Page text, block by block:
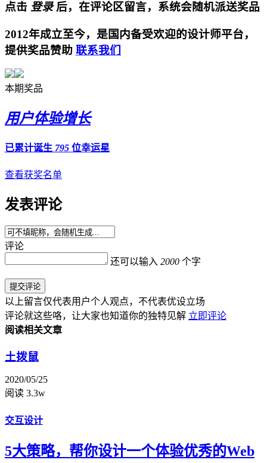
点击 登录后，在评论区留言，系统会随机派送奖品
2012年成立至今，是国内备受欢迎的设计师平台，
提供奖品赞助 联系我们
本期奖品
用户体验增长
已累计诞生 795 位幸运星
查看获奖名单
发表评论
评论
还可以输入 2000 个字
提交评论
以上留言仅代表用户个人观点，不代表优设立场
评论就这些咯，让大家也知道你的独特见解 立即评论
阅读相关文章
土拨鼠
2020/05/25
阅读 3.3w
交互设计
5大策略，帮你设计一个体验优秀的Web